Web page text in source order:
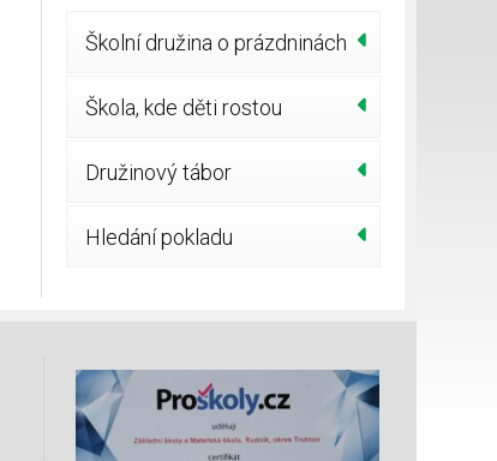
Školní družina o prázdninách
Škola, kde děti rostou
Družinový tábor
Hledání pokladu